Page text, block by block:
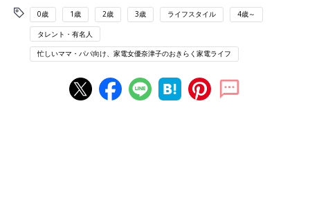
0歳 1歳 2歳 3歳 ライフスタイル 4歳～
タレント・有名人
忙しいママ・パパ向け、家電女優奈津子のおきらく家電ライフ